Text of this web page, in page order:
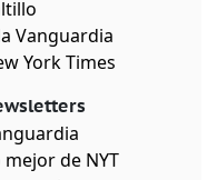
Vanguardia
York Times
mejor de NYT